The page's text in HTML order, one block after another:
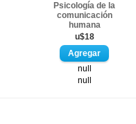
Psicología de la
comunicación
humana
u$18
null
null